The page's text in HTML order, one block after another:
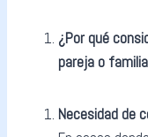
¿Por qué
pareja o
Necesidad de